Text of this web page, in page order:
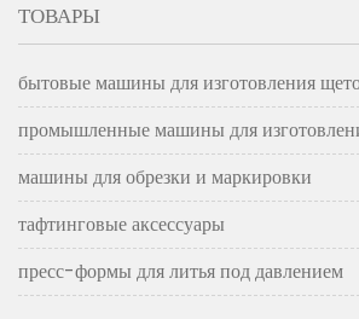
ТОВАРЫ
бытовые машины для изготовления
промышленные машины для
машины для обрезки и маркировки
тафтинговые аксессуары
пресс-формы для литья под давлением